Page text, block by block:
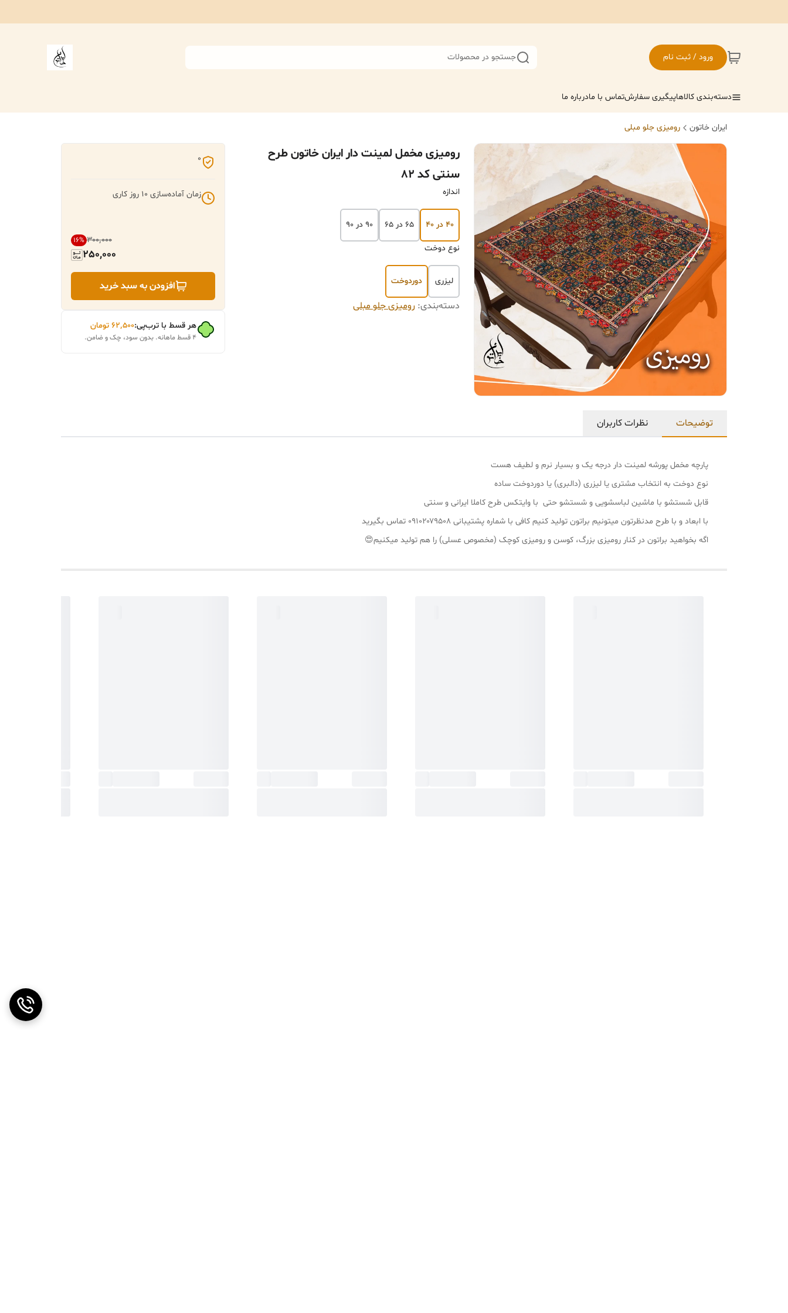
ورود / ثبت نام جستجو در محصولات
دسته‌بندی کالاهاپیگیری سفارشتماس با مادرباره ما
ایران خاتون رومیزی جلو مبلی
رومیزی مخمل لمینت دار ایران خاتون طرح
سنتی کد 82
اندازه
۴۰ در ۴۰ ۶۵ در ۶۵ ۹۰ در ۹۰
نوع دوخت
لیزری دوردوخت
دسته‌بندی: رومیزی جلو مبلی
0
زمان آماده‌سازی 10 روز کاری
۳۰۰٬۰۰۰ 16%
250,000
افزودن به سبد خرید
هر قسط با ترب‌پی:۶۲٬۵۰۰ تومان
۴ قسط ماهانه. بدون سود، چک و ضامن.
توضیحات نظرات کاربران
پارچه مخمل پورشه لمینت دار درجه یک و بسیار نرم و لطیف هست
نوع دوخت به انتخاب مشتری یا لیزری (دالبری) یا دوردوخت ساده
قابل شستشو با ماشین لباسشویی و شستشو حتی با وایتکس طرح کاملا ایرانی و سنتی
با ابعاد و با طرح مدنظرتون میتونیم براتون تولید کنیم کافی با شماره پشتیبانی ۰۹۱۰۲۰۷۹۵۰۸ تماس بگیرید
اگه بخواهید براتون در کنار رومیزی بزرگ، کوسن و رومیزی کوچک (مخصوص عسلی) را هم تولید میکنیم😍